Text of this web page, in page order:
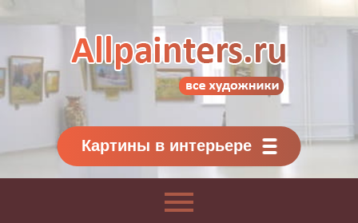
Картины классиков
и современников
Картины в интерьере